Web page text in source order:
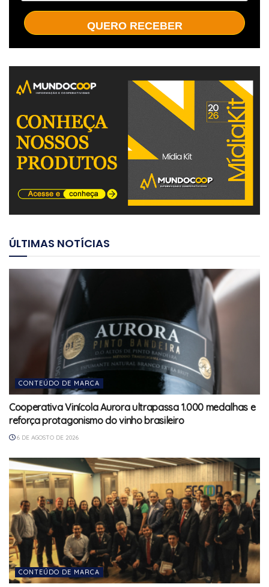
QUERO RECEBER
ÚLTIMAS NOTÍCIAS
CONTEÚDO DE MARCA
Cooperativa Vinícola Aurora ultrapassa 1.000 medalhas e
reforça protagonismo do vinho brasileiro
6 DE AGOSTO DE 2026
CONTEÚDO DE MARCA